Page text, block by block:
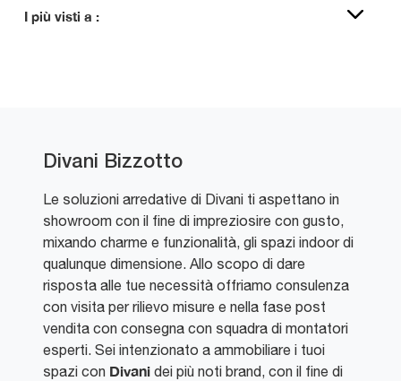
I più visti a :
Divani Bizzotto
Le soluzioni arredative di Divani ti aspettano in
showroom con il fine di impreziosire con gusto,
mixando charme e funzionalità, gli spazi indoor di
qualunque dimensione. Allo scopo di dare
risposta alle tue necessità offriamo consulenza
con visita per rilievo misure e nella fase post
vendita con consegna con squadra di montatori
esperti. Sei intenzionato a ammobiliare i tuoi
spazi con Divani dei più noti brand, con il fine di